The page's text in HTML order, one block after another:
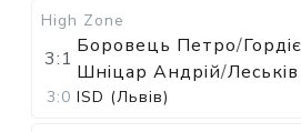
High Zone
3:1
Боровець Петро/
Шніцар Андрій/Леськів
3:0 ISD (Львів)